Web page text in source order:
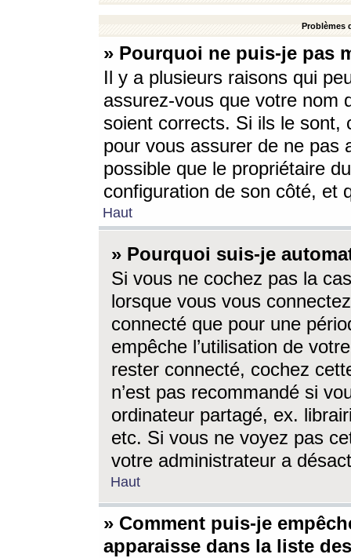
Problèmes
» Pourquoi ne puis-je pas
Il y a plusieurs raisons qui
assurez-vous que votre nom
soient corrects. Si ils le sont,
pour vous assurer de ne pas
possible que le propriétaire
configuration de son côté, et
Haut
» Pourquoi suis-je
Si vous ne cochez pas la
lorsque vous vous
connecté que pour une
empêche l’utilisation de
rester connecté, cochez
n’est pas recommandé si
ordinateur partagé, ex.
etc. Si vous ne voyez pas
votre administrateur a
Haut
» Comment puis-je
apparaisse dans la liste